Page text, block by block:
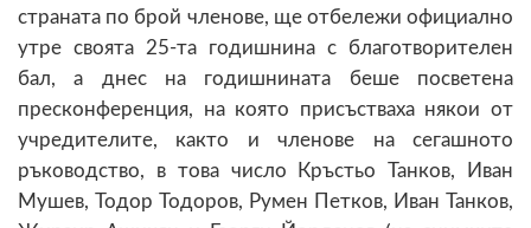
страната по брой членове, ще отбележи официално
утре своята 25-та годишнина с благотворителен
бал, а днес на годишнината беше посветена
пресконференция, на която присъстваха някои от
учредителите, както и членове на сегашното
ръководство, в това число Кръстьо Танков, Иван
Мушев, Тодор Тодоров, Румен Петков, Иван Танков,